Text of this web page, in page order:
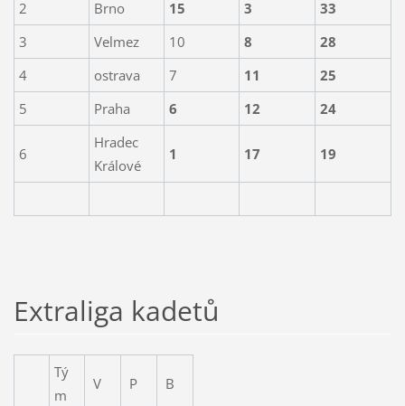
2
Brno 15 3
33
3
Velmez 10 8
28
4
ostrava 7 11
25
5
Praha 6 12 24
6
Hradec
Králové
1 17 19
Extraliga kadetů
Tý
m
V P B